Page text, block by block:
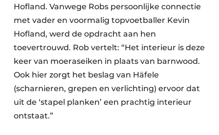
Hofland. Vanwege Robs persoonlijke connectie
met vader en voormalig topvoetballer Kevin
Hofland, werd de opdracht aan hen
toevertrouwd. Rob vertelt: “Het interieur is deze
keer van moeraseiken in plaats van barnwood.
Ook hier zorgt het beslag van Häfele
(scharnieren, grepen en verlichting) ervoor dat
uit de ‘stapel planken’ een prachtig interieur
ontstaat.”